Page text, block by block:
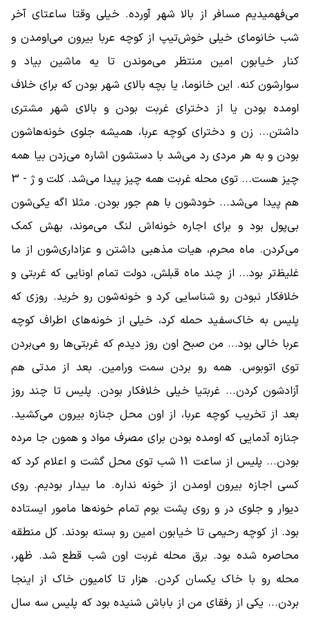
می‌فهمیدیم مسافر از بالا شهر آورده. خیلی وقتا ساعتای آخر
شب خانومای خیلی خوش‌تیپ از کوچه عربا بیرون می‌اومدن و
کنار خیابون امین منتظر می‌موندن تا یه ماشین بیاد و
سوارشون کنه. این خانوما، یا بچه بالای شهر بودن که برای خلاف
اومده بودن یا از دخترای غربت بودن و بالای شهر مشتری
داشتن... زن و دخترای کوچه عربا، همیشه جلوی خونه‌هاشون
بودن و به هر مردی رد می‌شد با دستشون اشاره می‌زدن بیا همه
‌چیز هست... توی محله غربت همه ‌چیز پیدا می‌شد. کلت و ژ - 3
هم پیدا می‌شد... خودشون با هم جور بودن. مثلا اگه یکی‌شون
بی‌پول بود و برای اجاره خونه‌اش لنگ می‌موند، بهش کمک
می‌کردن. ماه محرم، هیات مذهبی داشتن و عزاداری‌شون از ما
غلیظ‌تر بود... از چند ماه قبلش، دولت تمام اونایی که غربتی و
خلافکار نبودن رو شناسایی کرد و خونه‌شون رو خرید. روزی که
پلیس به خاک‌سفید حمله کرد، خیلی از خونه‌های اطراف کوچه
عربا خالی بود... من صبح اون روز دیدم که غربتی‌ها رو می‌بردن
توی اتوبوس. همه رو بردن سمت ورامین. بعد از مدتی هم
آزادشون کردن... غربتیا خیلی خلافکار بودن. پلیس تا چند روز
بعد از تخریب کوچه عربا، از اون محل جنازه بیرون می‌کشید.
جنازه آدمایی که اومده بودن برای مصرف مواد و همون جا مرده
بودن... پلیس از ساعت 11 شب توی محل گشت و اعلام کرد که
کسی اجازه بیرون اومدن از خونه نداره. ما بیدار بودیم. روی
دیوار و جلوی در و روی پشت بوم تمام خونه‌ها مامور ایستاده
بود. از کوچه رحیمی تا خیابون امین رو بسته بودند. کل منطقه
محاصره شده بود. برق محله غربت اون شب قطع شد. ظهر،
محله رو با خاک یکسان کردن. هزار تا کامیون خاک از اینجا
بردن... یکی از رفقای من از باباش شنیده بود که پلیس سه سال